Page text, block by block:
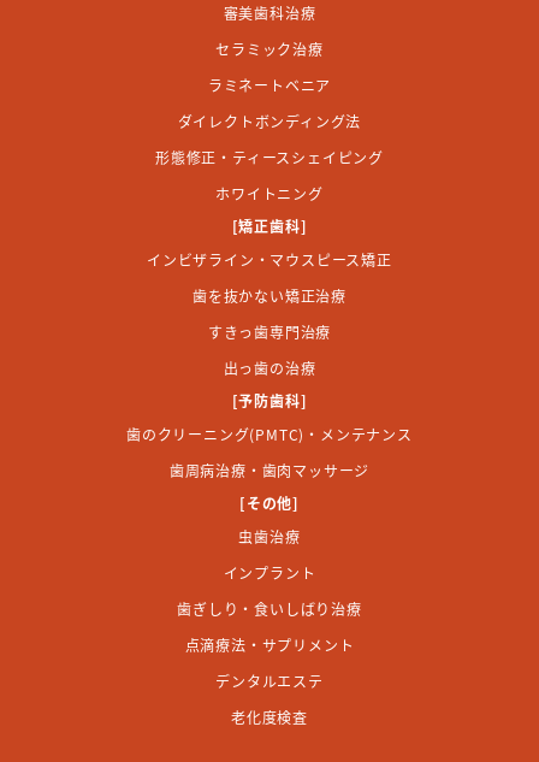
審美歯科治療
セラミック治療
ラミネートベニア
ダイレクトボンディング法
形態修正・ティースシェイピング
ホワイトニング
[矯正歯科]
インビザライン・マウスピース矯正
歯を抜かない矯正治療
すきっ歯専門治療
出っ歯の治療
[予防歯科]
歯のクリーニング(PMTC)・メンテナンス
歯周病治療・歯肉マッサージ
[その他]
虫歯治療
インプラント
歯ぎしり・食いしばり治療
点滴療法・サプリメント
デンタルエステ
老化度検査